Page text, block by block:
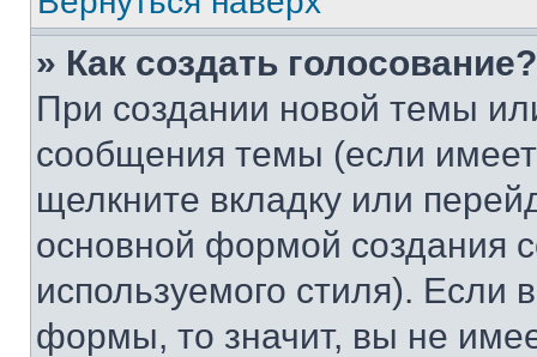
» Как создать голосование?
При создании новой темы
сообщения темы (если
щелкните вкладку или
основной формой создания
используемого стиля). Если
формы, то значит, вы не